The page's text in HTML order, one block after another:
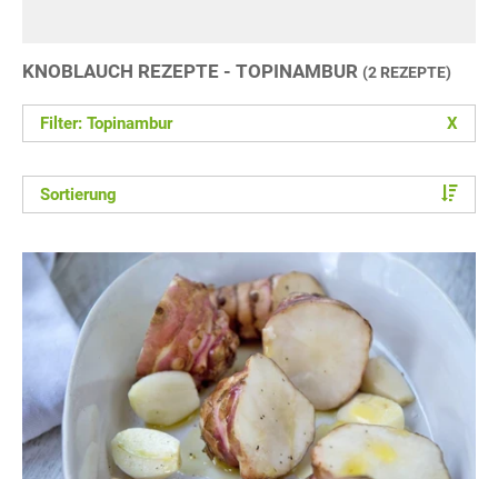
KNOBLAUCH REZEPTE - TOPINAMBUR (2 REZEPTE)
Filter: Topinambur X
Sortierung